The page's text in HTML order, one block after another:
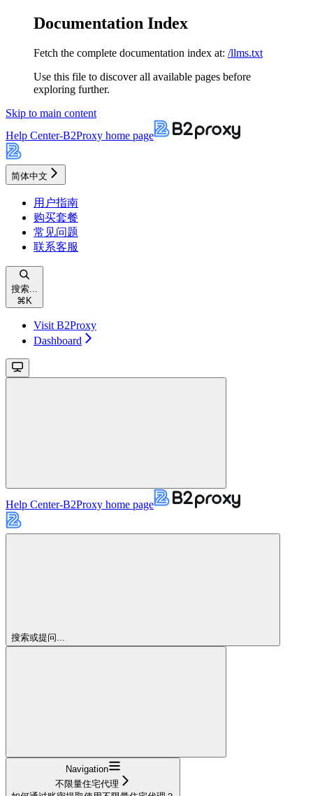
Documentation Index
Fetch the complete documentation index at: /llms.txt
Use this file to discover all available pages before
exploring further.
Skip to main content
Help Center-B2Proxy home page
简体中文
用户指南
购买套餐
常见问题
联系客服
搜索...
⌘ K
Visit B2Proxy
Dashboard
Help Center-B2Proxy home page
搜索或提问...
Navigation
不限量住宅代理